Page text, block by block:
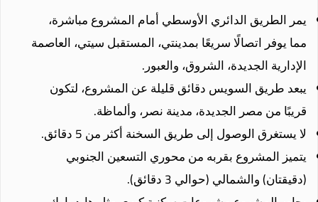
يمر الطريق الدائري الأوسطي أمام المشروع مباشرة،
مما يوفر اتصالًا سريعًا بمدينتي، المستقبل سيتي، العاصمة
الإدارية الجديدة، الشروق، والعبور.
يبعد طريق السويس دقائق قليلة عن المشروع، لتكون
قريبًا من مصر الجديدة، مدينة نصر، وألماظة.
لا يستغرق الوصول إلى طريق السخنة أكثر من 5 دقائق.
يتميز المشروع بقربه من محوري التسعين الجنوبي
(دقيقتان) والشمالي (حوالي 3 دقائق).